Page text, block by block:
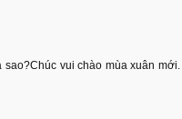
vui chào mùa xuân mới.